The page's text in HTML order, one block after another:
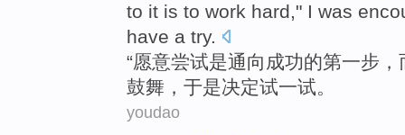
to it is to work hard," I was
have a try.
“愿意尝试是通向成功的第一步
鼓舞，于是决定试一试。
youdao